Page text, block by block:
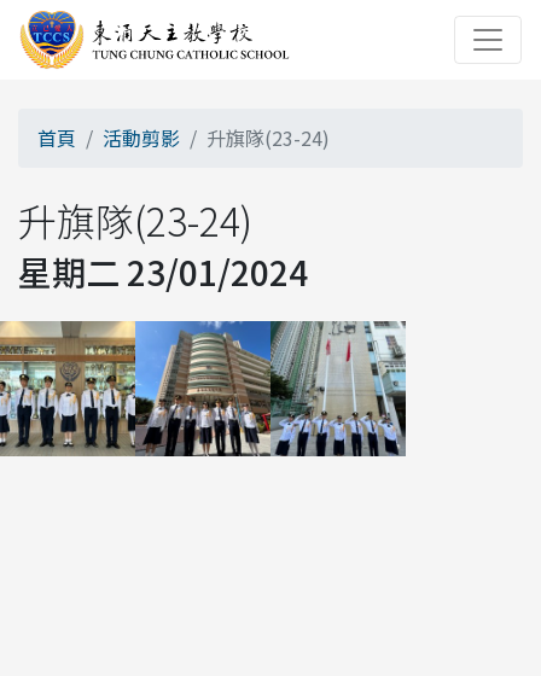
首頁 活動剪影 升旗隊(23-24)
升旗隊(23-24)
星期二 23/01/2024